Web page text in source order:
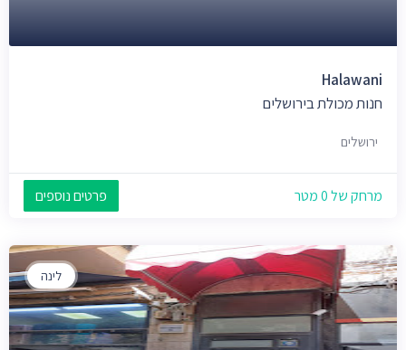
Halawani
חנות מכולת בירושלים
ירושלים
מרחק של 0 מטר פרטים נוספים
לינה